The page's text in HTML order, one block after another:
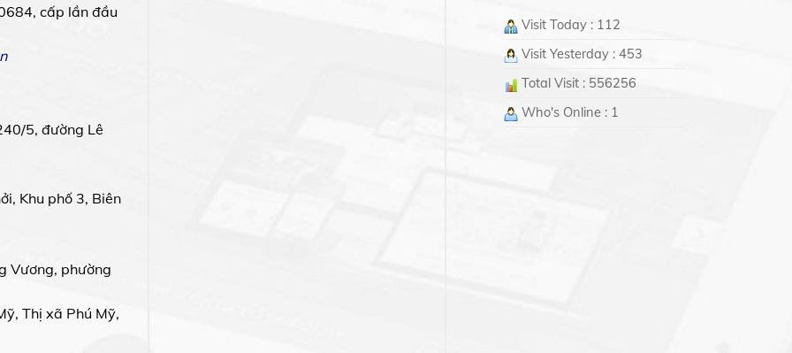
cấp lần đầu
5, đường Lê
Khu phố 3, Biên
Vương, phường
Thị xã Phú Mỹ,
Visit Today : 112
Visit Yesterday : 453
Total Visit : 556256
Who's Online : 1